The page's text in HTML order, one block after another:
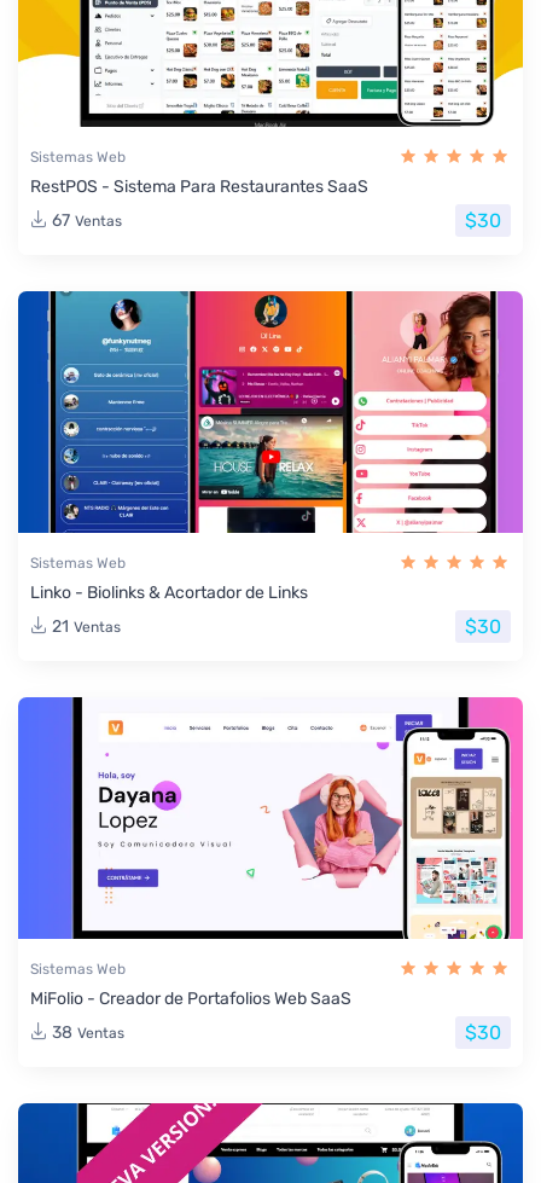
Sistemas Web
RestPOS - Sistema Para Restaurantes SaaS
67 Ventas $30
Sistemas Web
Linko - Biolinks & Acortador de Links
21 Ventas $30
Sistemas Web
MiFolio - Creador de Portafolios Web SaaS
38 Ventas $30